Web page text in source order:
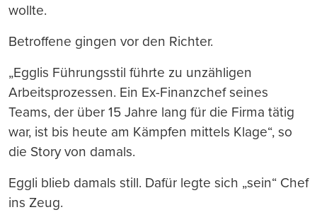
wollte.
Betroffene gingen vor den Richter.
„Egglis Führungsstil führte zu unzähligen
Arbeitsprozessen. Ein Ex-Finanzchef seines
Teams, der über 15 Jahre lang für die Firma tätig
war, ist bis heute am Kämpfen mittels Klage“, so
die Story von damals.
Eggli blieb damals still. Dafür legte sich „sein“ Chef
ins Zeug.